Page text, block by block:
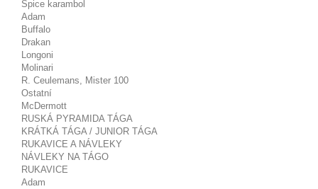
Špice karambol
Adam
Buffalo
Drakan
Longoni
Molinari
R. Ceulemans, Mister 100
Ostatní
McDermott
RUSKÁ PYRAMIDA TÁGA
KRÁTKÁ TÁGA / JUNIOR TÁGA
RUKAVICE A NÁVLEKY
NÁVLEKY NA TÁGO
RUKAVICE
Adam